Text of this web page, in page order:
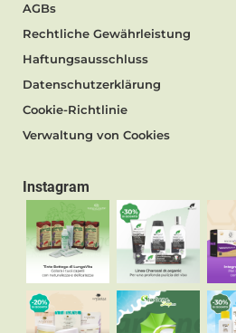
AGBs
Rechtliche Gewährleistung
Haftungsausschluss
Datenschutzerklärung
Cookie-Richtlinie
Verwaltung von Cookies
Instagram